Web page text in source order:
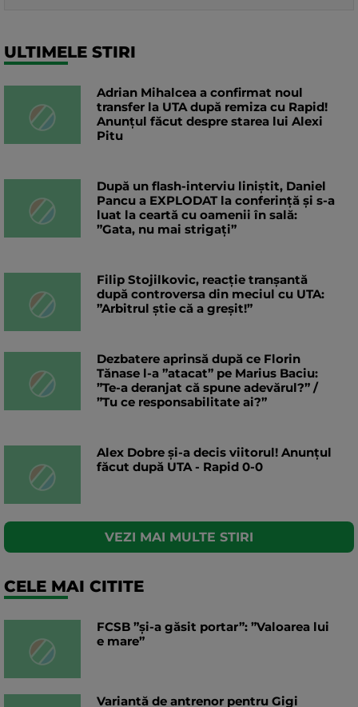
ULTIMELE STIRI
Adrian Mihalcea a confirmat noul
transfer la UTA după remiza cu Rapid!
Anunțul făcut despre starea lui Alexi
Pitu
După un flash-interviu liniștit, Daniel
Pancu a EXPLODAT la conferință și s-a
luat la ceartă cu oamenii în sală:
”Gata, nu mai strigați”
Filip Stojilkovic, reacție tranșantă
după controversa din meciul cu UTA:
”Arbitrul știe că a greșit!”
Dezbatere aprinsă după ce Florin
Tănase l-a ”atacat” pe Marius Baciu:
”Te-a deranjat că spune adevărul?” /
”Tu ce responsabilitate ai?”
Alex Dobre și-a decis viitorul! Anunțul
făcut după UTA - Rapid 0-0
VEZI MAI MULTE STIRI
CELE MAI CITITE
FCSB ”și-a găsit portar”: ”Valoarea lui
e mare”
Variantă de antrenor pentru Gigi